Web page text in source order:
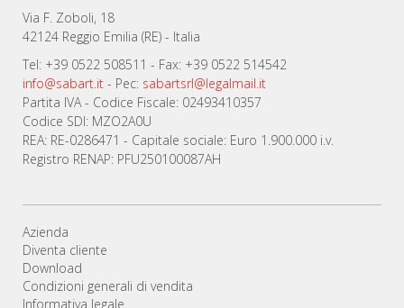
Via F. Zoboli, 18
42124 Reggio Emilia (RE) - Italia
Tel: +39 0522 508511 - Fax: +39 0522 514542
info@sabart.it - Pec: sabartsrl@legalmail.it
Partita IVA - Codice Fiscale: 02493410357
Codice SDI: MZO2A0U
REA: RE-0286471 - Capitale sociale: Euro 1.900.000 i.v.
Registro RENAP: PFU250100087AH
Azienda
Diventa cliente
Download
Condizioni generali di vendita
Informativa legale